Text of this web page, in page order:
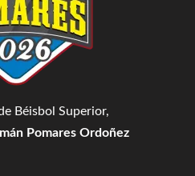
Béisbol Superior,
Pomares Ordoñez